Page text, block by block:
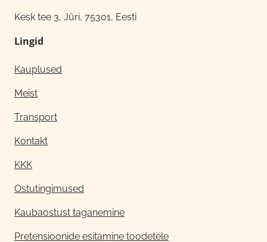
Kesk tee 3, Jüri, 75301, Eesti
Lingid
Kauplused
Meist
Transport
Kontakt
KKK
Ostutingimused
Kaubaostust taganemine
Pretensioonide esitamine toodetele